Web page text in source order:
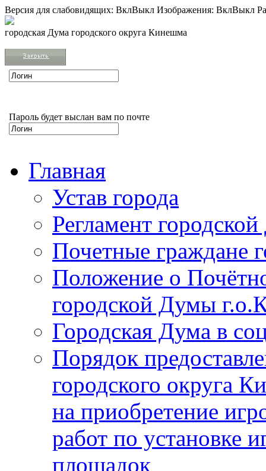
Версия для слабовидящих: ВклВыкл Изображения: ВклВыкл
городская Дума городского округа Кинешма
Пароль будет выслан вам по почте
Главная
Устав города
Регламент
Почетные граждане
Положение о
городской Думы
Городская Дума в
Порядок
городского округа
на приобретение
работ по установке
площадок